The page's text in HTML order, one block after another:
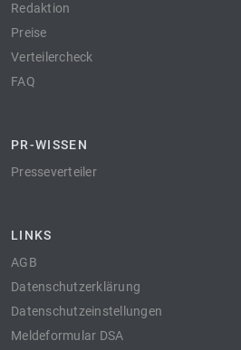
Redaktion
Preise
Verteilercheck
FAQ
PR-WISSEN
Presseverteiler
LINKS
AGB
Datenschutzerklärung
Datenschutzeinstellungen
Meldeformular DSA